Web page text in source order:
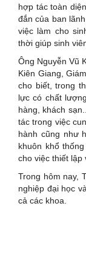
hợp tác toàn
đắn của ban
việc làm cho
thời giúp sinh
Ông Nguyễn Vũ
Kiên Giang,
cho biết, trong
lực có chất
hàng, khách
tác trong việc
hành cũng như
khuôn khổ
cho việc thiết lập
Trong hôm nay,
nghiệp đại học
cả các khoa.